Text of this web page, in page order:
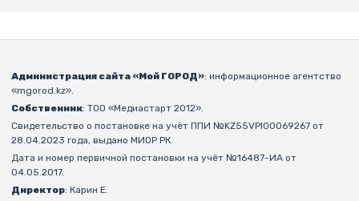
Администрация сайта «Мой ГОРОД»: информационное агентство
«mgorod.kz».
Собственник: ТОО «Медиастарт 2012».
Свидетельство о постановке на учёт ППИ №KZ55VPI00069267 от
28.04.2023 года, выдано МИОР РК.
Дата и номер первичной постановки на учёт №16487-ИА от
04.05.2017.
Директор: Карин Е.